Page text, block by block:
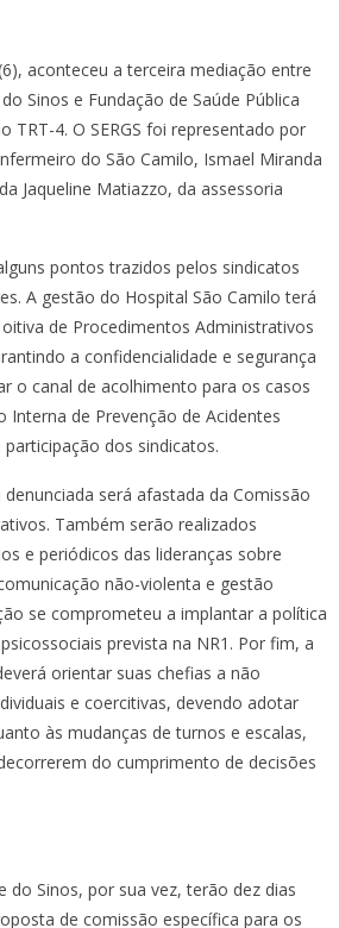
aconteceu a terceira mediação entre
do Sinos e Fundação de Saúde Pública
TRT-4. O SERGS foi representado por
do São Camilo, Ismael Miranda
Jaqueline Matiazzo, da assessoria
pontos trazidos pelos sindicatos
A gestão do Hospital São Camilo terá
de Procedimentos Administrativos
a confidencialidade e segurança
o canal de acolhimento para os casos
Interna de Prevenção de Acidentes
dos sindicatos.
será afastada da Comissão
Também serão realizados
e periódicos das lideranças sobre
não-violenta e gestão
se comprometeu a implantar a política
prevista na NR1. Por fim, a
orientar suas chefias a não
e coercitivas, devendo adotar
às mudanças de turnos e escalas,
do cumprimento de decisões
do Sinos, por sua vez, terão dez dias
de comissão específica para os